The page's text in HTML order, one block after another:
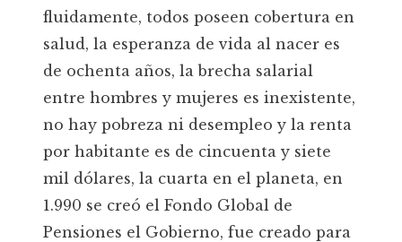
fluidamente, todos poseen cobertura en
salud, la esperanza de vida al nacer es
de ochenta años, la brecha salarial
entre hombres y mujeres es inexistente,
no hay pobreza ni desempleo y la renta
por habitante es de cincuenta y siete
mil dólares, la cuarta en el planeta, en
1.990 se creó el Fondo Global de
Pensiones el Gobierno, fue creado para